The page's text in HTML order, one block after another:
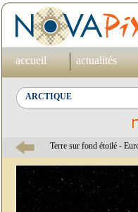
accueil actualités
Terre sur fond étoilé -